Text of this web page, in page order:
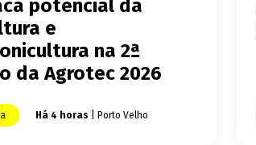
potencial da
e
na 2ª
da Agrotec 2026
Há 4 horas | Porto Velho